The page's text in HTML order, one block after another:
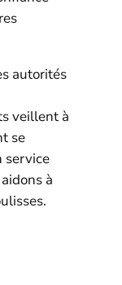
autorités
veillent à
se
service
à